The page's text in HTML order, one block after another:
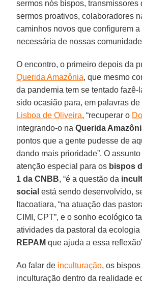
sermos nós bispos, transmissores
sermos proativos, colaboradores
caminhos novos que configurem
necessária de nossas
O encontro, o primeiro depois da
Querida Amazônia, que mesmo
da pandemia tem se tentado fazê-
sido ocasião para, em palavras de
Lisboa de Oliveira, “recuperar o
integrando-o naQuerida
pontos que a gente pudesse de
dando mais prioridade”. O
atenção especial para os bispos
1 da CNBB, “é a questão da
social está sendo desenvolvido,
Itacoatiara, “na atuação das
CIMI, CPT”, e o sonho ecológico
atividades da pastoral da
REPAM que ajuda a essa
Ao falar de inculturação, os bispos
inculturação dentro da realidade